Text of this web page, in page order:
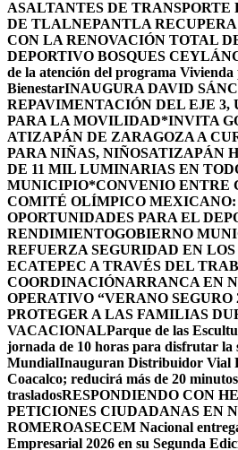
ASALTANTES DE TRANSPORTE
DE TLALNEPANTLA RECUPERA
CON LA RENOVACIÓN TOTAL
DEPORTIVO BOSQUES CEYLÁN
de la atención del programa Vivienda
BienestarINAUGURA DAVID
REPAVIMENTACIÓN DEL EJE 3,
PARA LA MOVILIDAD*INVITA
ATIZAPÁN DE ZARAGOZA A
PARA NIÑAS, NIÑOSATIZAPÁN
DE 11 MIL LUMINARIAS EN
MUNICIPIO*CONVENIO ENTRE
COMITÉ OLÍMPICO MEXICANO:
OPORTUNIDADES PARA EL
RENDIMIENTOGOBIERNO
REFUERZA SEGURIDAD EN
ECATEPEC A TRAVÉS DEL
COORDINACIÓNARRANCA EN
OPERATIVO “VERANO SEGURO
PROTEGER A LAS FAMILIAS
VACACIONALParque de las
jornada de 10 horas para disfrutar la
MundialInauguran Distribuidor Vial
Coacalco; reducirá más de 20
trasladosRESPONDIENDO CON
PETICIONES CIUDADANAS EN
ROMEROASECEM Nacional
Empresarial 2026 en su Segunda